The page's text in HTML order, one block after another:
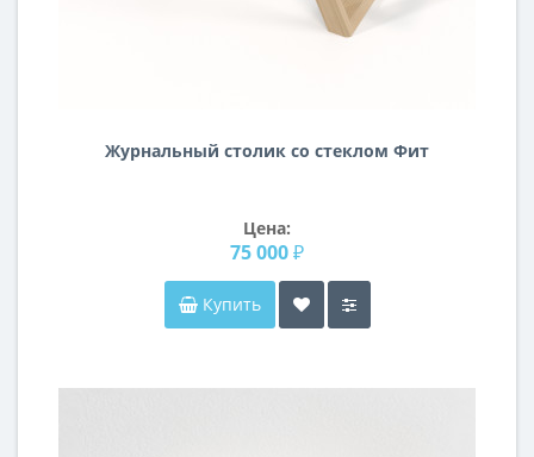
Журнальный столик со стеклом Фит
Цена:
75 000 ₽
Купить